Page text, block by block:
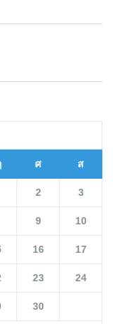
ศ ส
2 3
9 10
16 17
23 24
30